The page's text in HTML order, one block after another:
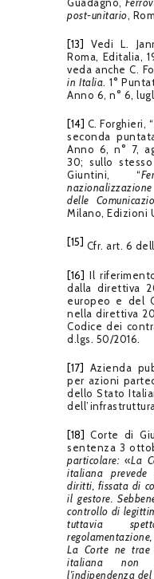
Guadagno,
post-unitario,
[13] Vedi L.
Roma, Editalia,
veda anche C.
in Italia. 1°
Anno 6, n° 6,
[14] C. Forghieri, “
seconda
Anno 6, n° 7,
30; sullo
Giuntini, “
delle
Milano, Edizioni
[15] Cfr. art. 6
[16] Il
dalla direttiva
europeo e del
nella direttiva
Codice dei
d.lgs. 50/2016.
[17]
Azienda
per azioni
dello Stato
[18] Corte di
sentenza 3
particolare: «La
italiana
diritti, fissata di
il gestore.
controllo di
tuttavia
La Corte ne trae
italiana non
l’indipendenza